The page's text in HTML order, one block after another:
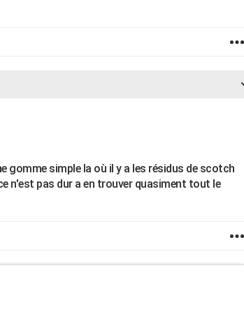
gomme simple la où il y a les résidus de scotch
n'est pas dur a en trouver quasiment tout le